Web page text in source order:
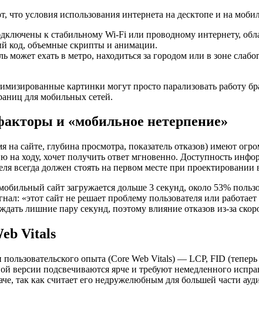
условия использования интернета на десктопе и на
к стабильному Wi-Fi или проводному интернету,
код, объемные скрипты и анимации.
может ехать в метро, находиться за городом или в зоне
картинки могут просто парализовать работу
для мобильных сетей.
и «мобильное нетерпение»
на сайте, глубина просмотра, показатель отказов) имеют
ходу, хочет получить ответ мгновенно. Доступность
всегда должен стоять на первом месте при проектировании
сайт загружается дольше 3 секунд, около 53%
«этот сайт не решает проблему пользователя или
лишние пару секунд, поэтому влияние отказов из-за
Vitals
пользовательского опыта (Core Web Vitals) — LCP, FID
версии подсвечиваются ярче и требуют немедленного
так как считает его недружелюбным для большей части